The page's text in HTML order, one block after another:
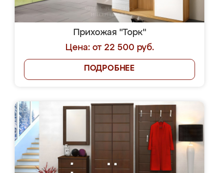
Прихожая "Торк"
Цена: от 22 500 руб.
ПОДРОБНЕЕ